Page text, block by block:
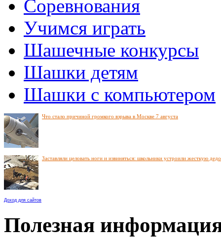
Соревнования
Учимся играть
Шашечные конкурсы
Шашки детям
Шашки с компьютером
Что стало причиной громкого взрыва в Москве 7 августа
Заставляли целовать ноги и извиняться: школьники устроили жесткую
Доход для сайтов
Полезная